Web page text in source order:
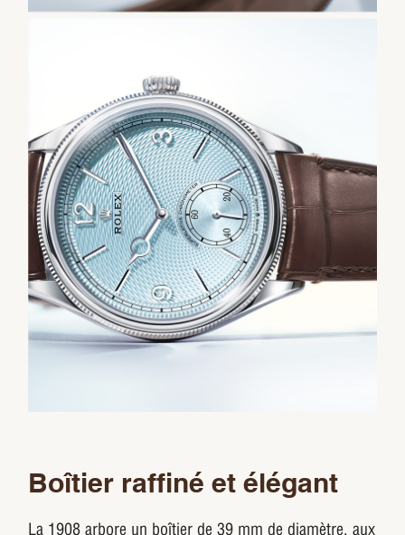
Boîtier raffiné et élégant
La 1908 arbore un boîtier de 39 mm de diamètre, aux